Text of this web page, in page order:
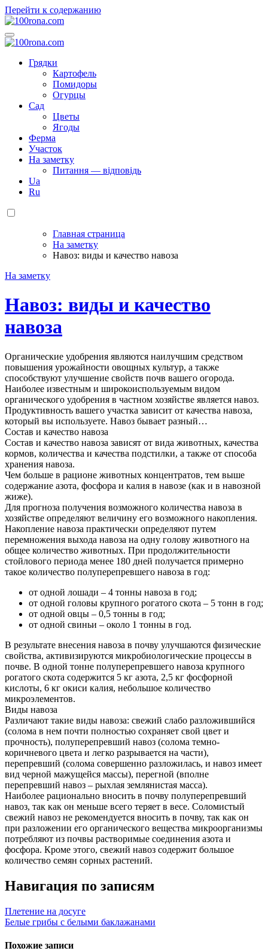
Перейти к содержанию
100rona.com
Приусадебный участок. C грядки на стол!
Приусадебный участок. C грядки на стол!
Грядки
Картофель
Помидоры
Огурцы
Сад
Цветы
Ягоды
Ферма
Участок
На заметку
Питання — відповідь
Ua
Ru
Главная страница
На заметку
Навоз: виды и качество навоза
На заметку
Навоз: виды и качество
навоза
Органические удобрения являются наилучшим средством
повышения урожайности овощных культур, а также
способствуют улучшение свойств почв вашего огорода.
Наиболее известным и широкоиспользуемым видом
органического удобрения в частном хозяйстве является навоз.
Продуктивность вашего участка зависит от качества навоза,
который вы используете. Навоз бывает разный…
Состав и качество навоза
Состав и качество навоза зависят от вида животных, качества
кормов, количества и качества подстилки, а также от способа
хранения навоза.
Чем больше в рационе животных концентратов, тем выше
содержание азота, фосфора и калия в навозе (как и в навозной
жиже).
Для прогноза получения возможного количества навоза в
хозяйстве определяют величину его возможного накопления.
Накопление навоза практически определяют путем
перемножения выхода навоза на одну голову животного на
общее количество животных. При продолжительности
стойлового периода менее 180 дней получается примерно
такое количество полуперепревшего навоза в год:
от одной лошади – 4 тонны навоза в год;
от одной головы крупного рогатого скота – 5 тонн в год;
от одной овцы – 0,5 тонны в год;
от одной свиньи – около 1 тонны в год.
В результате внесения навоза в почву улучшаются физические
свойства, активизируются микробиологические процессы в
почве. В одной тонне полуперепревшего навоза крупного
рогатого скота содержится 5 кг азота, 2,5 кг фосфорной
кислоты, 6 кг окиси калия, небольшое количество
микроэлементов.
Виды навоза
Различают такие виды навоза: свежий слабо разложившийся
(солома в нем почти полностью сохраняет свой цвет и
прочность), полуперепревший навоз (солома темно-
коричневого цвета и легко разрывается на части),
перепревший (солома совершенно разложилась, и навоз имеет
вид черной мажущейся массы), перегной (вполне
перепревший навоз – рыхлая землянистая масса).
Наиболее рационально вносить в почву полуперепревший
навоз, так как он меньше всего теряет в весе. Соломистый
свежий навоз не рекомендуется вносить в почву, так как он
при разложении его органического вещества микроорганизмы
потребляют из почвы растворимые соединения азота и
фосфора. Кроме этого, свежий навоз содержит большое
количество семян сорных растений.
Навигация по записям
Плетение на досуге
Белые грибы с белыми баклажанами
Похожие записи